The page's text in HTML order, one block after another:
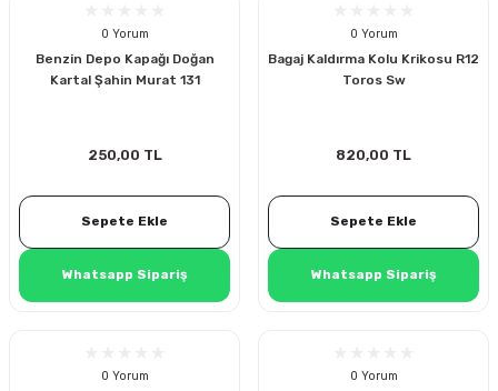
0 Yorum
Benzin Depo Kapağı Doğan
Kartal Şahin Murat 131
250,00 TL
Sepete Ekle
Whatsapp Sipariş
0 Yorum
Bagaj Kaldırma Kolu Krikosu R12
Toros Sw
820,00 TL
Sepete Ekle
Whatsapp Sipariş
0 Yorum 0 Yorum